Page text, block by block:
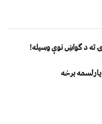
ته د ګواښ نوې وسیله!
برخه